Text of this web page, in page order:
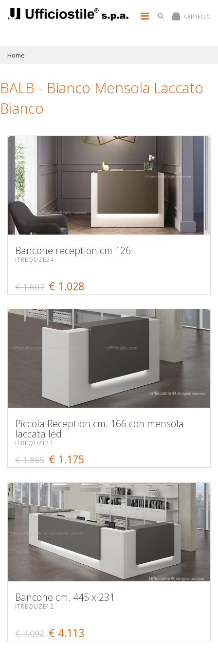
CARRELLO
Home
BALB - Bianco Mensola Laccato
Bianco
Bancone reception cm 126
ITREQUZE24
€ 1.607 € 1.028
Piccola Reception cm. 166 con mensola
laccata led
ITREQUZE11
€ 1.865 € 1.175
Bancone cm. 445 x 231
ITREQUZE12
€ 7.092 € 4.113